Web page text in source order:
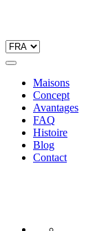
Maisons
Concept
Avantages
FAQ
Histoire
Blog
Contact